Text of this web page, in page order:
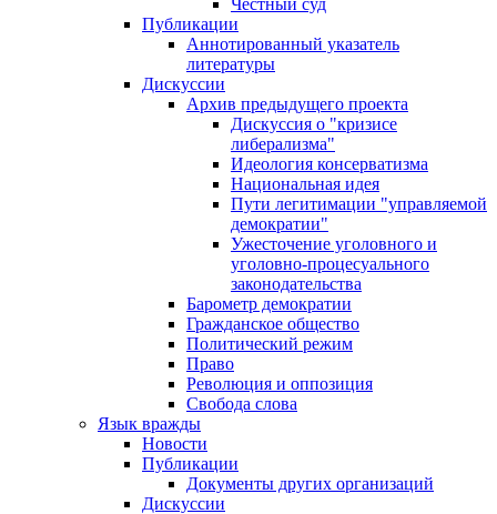
Честный суд
Публикации
Аннотированный указатель
литературы
Дискуссии
Архив предыдущего проекта
Дискуссия о "кризисе
либерализма"
Идеология консерватизма
Национальная идея
Пути легитимации "управляемой
демократии"
Ужесточение уголовного и
уголовно-процесуального
законодательства
Барометр демократии
Гражданское общество
Политический режим
Право
Революция и оппозиция
Свобода слова
Язык вражды
Новости
Публикации
Документы других организаций
Дискуссии